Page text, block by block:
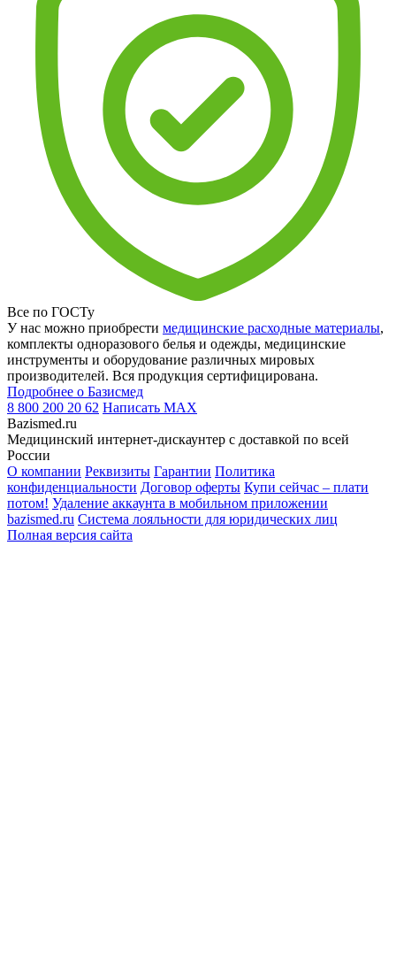
Все по ГОСТу
У нас можно приобрести медицинские расходные материалы,
комплекты одноразового белья и одежды, медицинские
инструменты и оборудование различных мировых
производителей. Вся продукция сертифицирована.
Подробнее о Базисмед
8 800 200 20 62 Написать MAX
Bazismed.ru
Медицинский интернет-дискаунтер с доставкой по всей
России
О компании Реквизиты Гарантии Политика
конфиденциальности Договор оферты Купи сейчас – плати
потом! Удаление аккаунта в мобильном приложении
bazismed.ru Система лояльности для юридических лиц
Полная версия сайта